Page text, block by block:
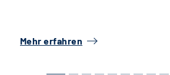
Mehr erfahren